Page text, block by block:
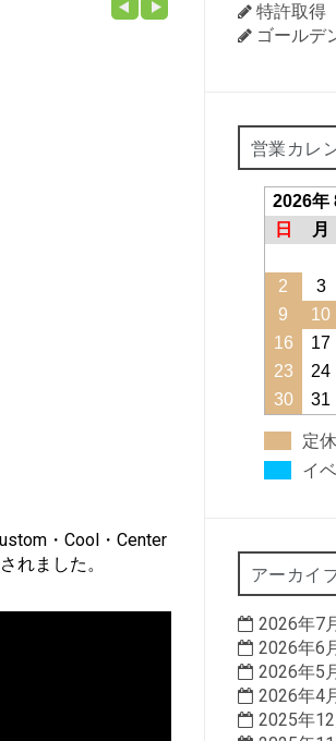
３軸スカイビング試作実
・Cool・Center
れました。
特許取得
ゴールデ
営業カレ
2026年
日
月
2
3
9
10
16
17
23
24
30
31
定
イ
アーカイ
2026年7
2026年6
2026年5
2026年4
2025年12